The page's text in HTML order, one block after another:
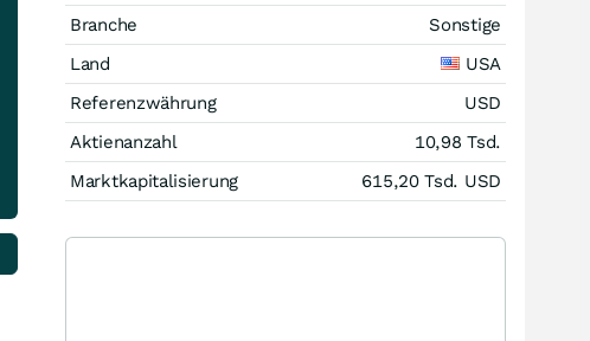
Branche
Sonstige
Land
USA
Referenzwährung
USD
Aktienanzahl
10,98 Tsd.
Marktkapitalisierung
615,20 Tsd. USD